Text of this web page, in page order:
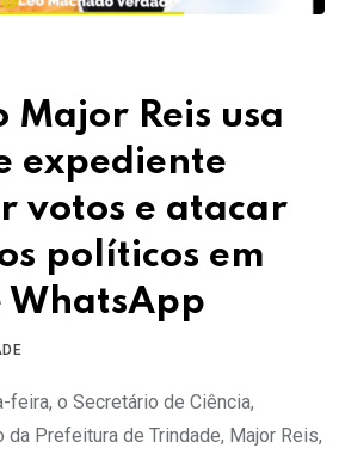
Major Reis usa
expediente
votos e atacar
políticos em
WhatsApp
feira, o Secretário de Ciência,
da Prefeitura de Trindade, Major Reis,